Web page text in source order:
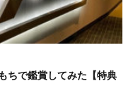
ちで鑑賞してみた【特典